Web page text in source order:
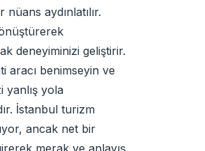
aydınlatılır.
deneyiminizi geliştirir.
aracı benimseyin ve
yanlış yola
İstanbul turizm
ancak net bir
merak ve anlayış